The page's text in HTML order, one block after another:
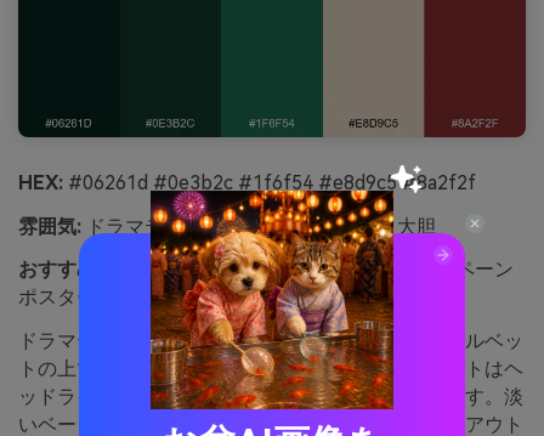
HEX: #06261d #0e3b2c #1f6f54 #e8d9c5 #8a2f2f
雰囲気: ドラマティック、エディトリアル、大胆
おすすめ用途:
ファッションルックブックやキャンペーン
ポスター
ドラマティックでインクのような色合いは、黒いベルベッ
トの上で撮影した植物のよう。クリムゾンアクセントはヘ
ッドラインや強調、限定タグに瞬時に階層を生みます。淡
いベージュは余白として使い、深いグリーンがレイアウト